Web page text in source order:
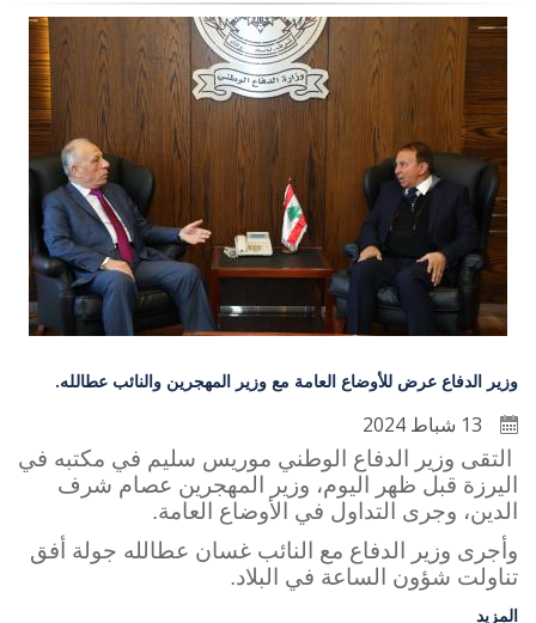
وزير الدفاع عرض للأوضاع العامة مع وزير المهجرين والنائب عطالله.
التقى وزير الدفاع الوطني موريس سليم في مكتبه في
اليرزة قبل ظهر اليوم، وزير المهجرين عصام شرف
الدين، وجرى التداول في الأوضاع العامة.
وأجرى وزير الدفاع مع النائب غسان عطالله جولة أفق
تناولت شؤون الساعة في البلاد.
المزيد